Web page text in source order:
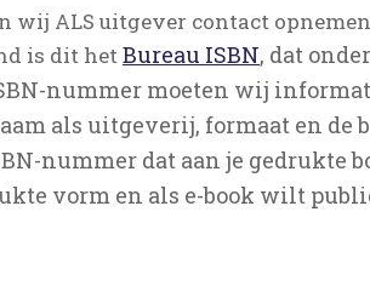
wij ALS uitgever contact
is dit hetBureau ISBN, dat
nummer moeten wij
als uitgeverij, formaat en de
nummer dat aan je gedrukte
vorm en als e-book wilt